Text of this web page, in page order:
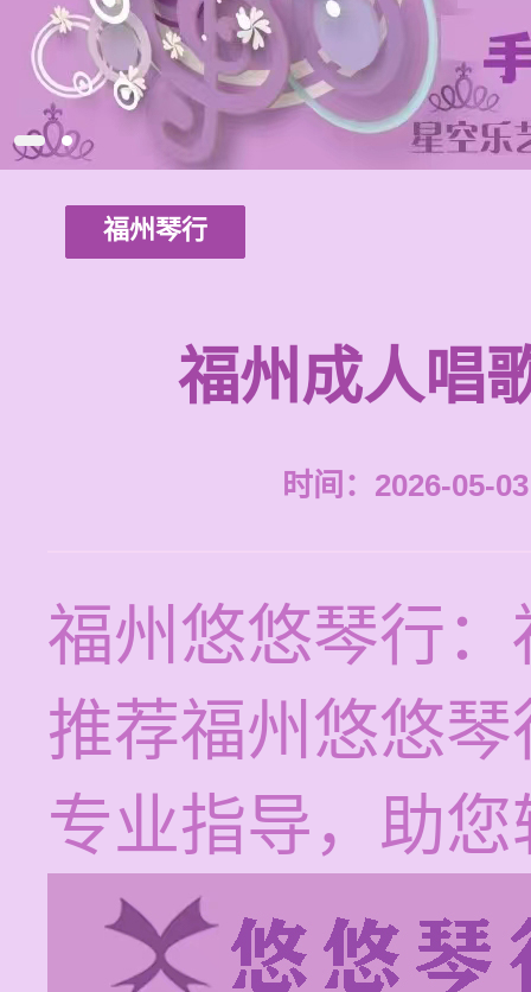
福州琴行
福州成人唱
时间：2026-05-
福州悠悠琴行
推荐福州悠悠
专业指导，助